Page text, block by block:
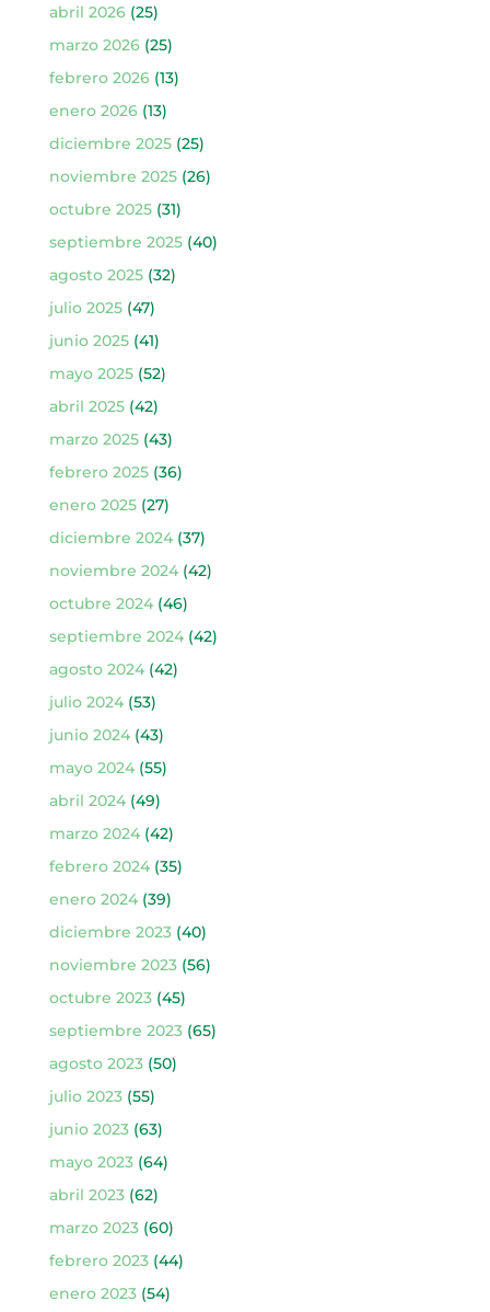
abril 2026(25)
marzo 2026(25)
febrero 2026(13)
enero 2026(13)
diciembre 2025(25)
noviembre 2025(26)
octubre 2025(31)
septiembre 2025(40)
agosto 2025(32)
julio 2025(47)
junio 2025(41)
mayo 2025(52)
abril 2025(42)
marzo 2025(43)
febrero 2025(36)
enero 2025(27)
diciembre 2024(37)
noviembre 2024(42)
octubre 2024(46)
septiembre 2024(42)
agosto 2024(42)
julio 2024(53)
junio 2024(43)
mayo 2024(55)
abril 2024(49)
marzo 2024(42)
febrero 2024(35)
enero 2024(39)
diciembre 2023(40)
noviembre 2023(56)
octubre 2023(45)
septiembre 2023(65)
agosto 2023(50)
julio 2023(55)
junio 2023(63)
mayo 2023(64)
abril 2023(62)
marzo 2023(60)
febrero 2023(44)
enero 2023(54)